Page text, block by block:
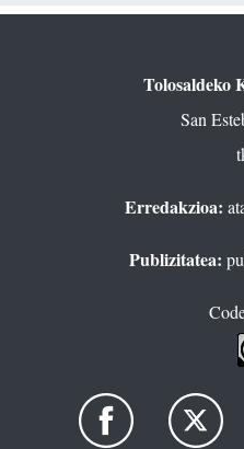
Tolosaldeko
San
Erredakzioa:
Publizitatea: